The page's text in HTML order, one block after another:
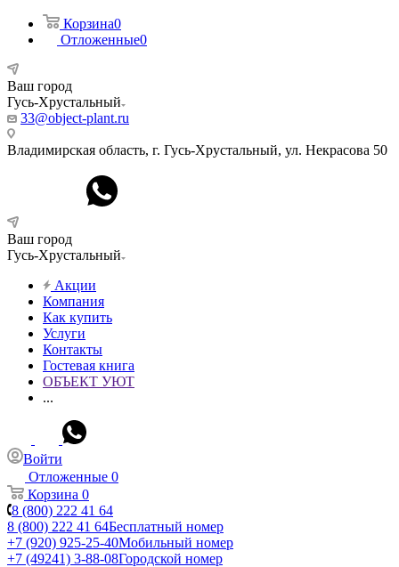
Корзина0
Отложенные0
Ваш город
Гусь-Хрустальный
33@object-plant.ru
Владимирская область, г. Гусь-Хрустальный, ул. Некрасова 50
Ваш город
Гусь-Хрустальный
Акции
Компания
Как купить
Услуги
Контакты
Гостевая книга
ОБЪЕКТ УЮТ
...
Войти
Отложенные 0
Корзина 0
8 (800) 222 41 64
8 (800) 222 41 64Бесплатный номер
+7 (920) 925-25-40Мобильный номер
+7 (49241) 3-88-08Городской номер